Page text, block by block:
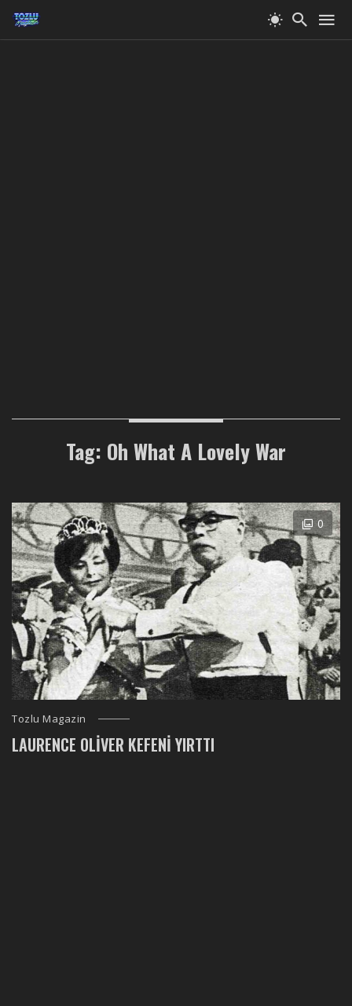
Tag: Oh What A Lovely War
0
Tozlu Magazin
LAURENCE OLIVER KEFENI YIRTTI